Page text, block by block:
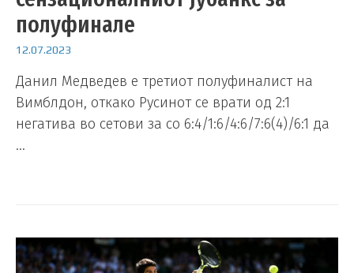
полуфинале
12.07.2023
Данил Медведев е третиот полуфиналист на
Вимблдон, откако Русинот се врати од 2:1
негатива во сетови за со 6:4/1:6/4:6/7:6(4)/6:1 да
…